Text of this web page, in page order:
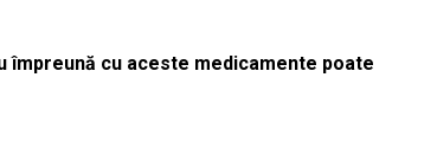
împreună cu aceste medicamente poate